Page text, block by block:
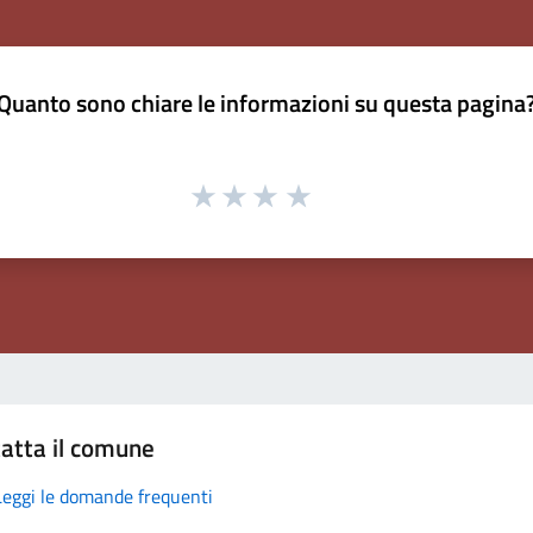
sono chiare le informazioni su questa
il comune
le domande frequenti